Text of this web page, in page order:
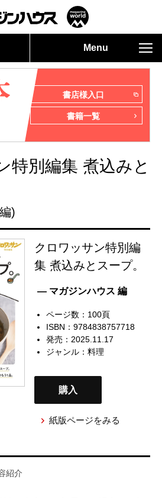
Menu
書店様入口
書籍一覧
特別編集 煮込みと
)
クロワッサン特別編
集 煮込みとスープ。
— マガジンハウス 編
ページ数：100頁
ISBN：9784838757718
発売：2025.11.17
ジャンル：料理
購入
紙版ページをみる
紹介